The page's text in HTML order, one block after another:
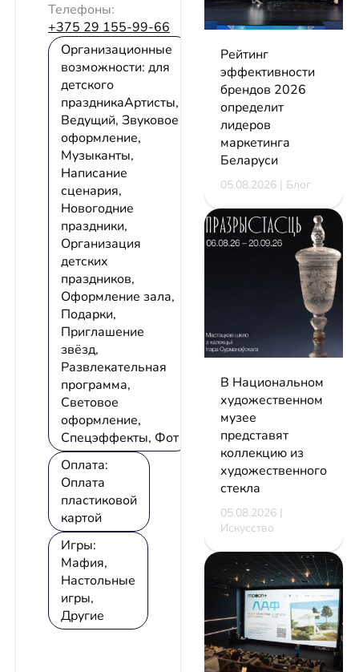
Телефоны:
+375 29 155-99-66
Организационные
возможности: для
детского
праздникаАртисты,
Ведущий, Звуковое
оформление,
Музыканты,
Написание
сценария,
Новогодние
праздники,
Организация
детских
праздников,
Оформление зала,
Подарки,
Приглашение
звёзд,
Развлекательная
программа,
Световое
оформление,
Спецэффекты, Фот
Оплата:
Оплата
пластиковой
картой
Игры:
Мафия,
Настольные
игры,
Другие
Рейтинг
эффективности
брендов 2026
определит
лидеров
маркетинга
Беларуси
05.08.2026 | Блог
В Национальном
художественном
музее
представят
коллекцию из
художественного
стекла
05.08.2026 |
Искусство